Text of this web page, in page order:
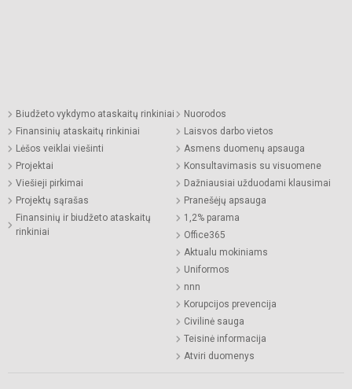
Biudžeto vykdymo ataskaitų rinkiniai
Finansinių ataskaitų rinkiniai
Lėšos veiklai viešinti
Projektai
Viešieji pirkimai
Projektų sąrašas
Finansinių ir biudžeto ataskaitų
rinkiniai
Nuorodos
Laisvos darbo vietos
Asmens duomenų apsauga
Konsultavimasis su visuomene
Dažniausiai užduodami klausimai
Pranešėjų apsauga
1,2% parama
Office365
Aktualu mokiniams
Uniformos
nnn
Korupcijos prevencija
Civilinė sauga
Teisinė informacija
Atviri duomenys